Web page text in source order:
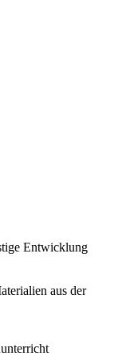
Entwicklung
aus der